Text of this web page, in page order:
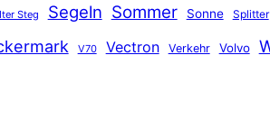
Steg Segeln Sommer Sonne Splitter
V70 Vectron Verkehr Volvo